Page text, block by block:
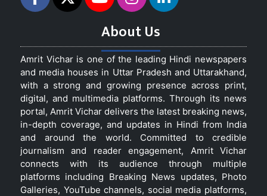
About Us
Amrit Vichar is one of the leading Hindi newspapers
and media houses in Uttar Pradesh and Uttarakhand,
with a strong and growing presence across print,
digital, and multimedia platforms. Through its news
portal, Amrit Vichar delivers the latest breaking news,
in-depth coverage, and updates in Hindi from India
and around the world. Committed to credible
journalism and reader engagement, Amrit Vichar
connects with its audience through multiple
platforms including Breaking News updates, Photo
Galleries, YouTube channels, social media platforms,